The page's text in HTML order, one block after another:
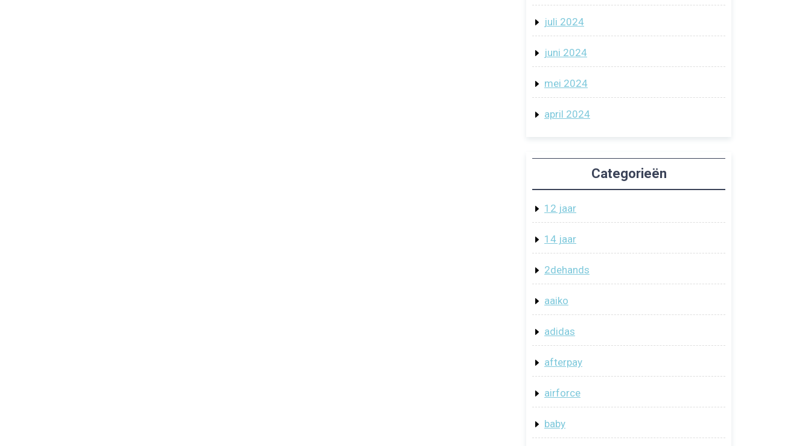
juli 2024
juni 2024
mei 2024
april 2024
Categorieën
12 jaar
14 jaar
2dehands
aaiko
adidas
afterpay
airforce
baby